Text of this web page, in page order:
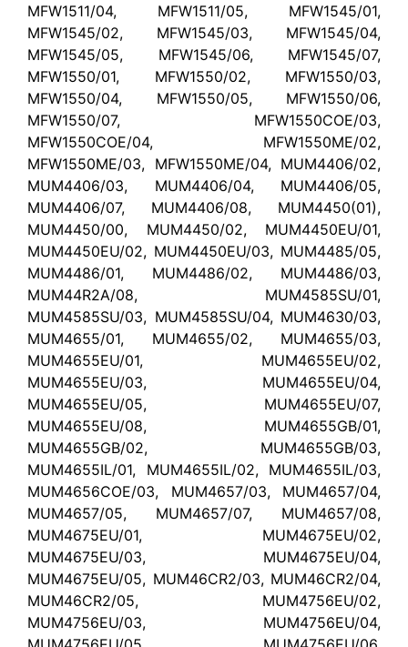
MFW1511/04, MFW1511/05, MFW1545/01,
MFW1545/02, MFW1545/03, MFW1545/04,
MFW1545/05, MFW1545/06, MFW1545/07,
MFW1550/01, MFW1550/02, MFW1550/03,
MFW1550/04, MFW1550/05, MFW1550/06,
MFW1550/07, MFW1550COE/03,
MFW1550COE/04, MFW1550ME/02,
MFW1550ME/03, MFW1550ME/04, MUM4406/02,
MUM4406/03, MUM4406/04, MUM4406/05,
MUM4406/07, MUM4406/08, MUM4450(01),
MUM4450/00, MUM4450/02, MUM4450EU/01,
MUM4450EU/02, MUM4450EU/03, MUM4485/05,
MUM4486/01, MUM4486/02, MUM4486/03,
MUM44R2A/08, MUM4585SU/01,
MUM4585SU/03, MUM4585SU/04, MUM4630/03,
MUM4655/01, MUM4655/02, MUM4655/03,
MUM4655EU/01, MUM4655EU/02,
MUM4655EU/03, MUM4655EU/04,
MUM4655EU/05, MUM4655EU/07,
MUM4655EU/08, MUM4655GB/01,
MUM4655GB/02, MUM4655GB/03,
MUM4655IL/01, MUM4655IL/02, MUM4655IL/03,
MUM4656COE/03, MUM4657/03, MUM4657/04,
MUM4657/05, MUM4657/07, MUM4657/08,
MUM4675EU/01, MUM4675EU/02,
MUM4675EU/03, MUM4675EU/04,
MUM4675EU/05, MUM46CR2/03, MUM46CR2/04,
MUM46CR2/05, MUM4756EU/02,
MUM4756EU/03, MUM4756EU/04,